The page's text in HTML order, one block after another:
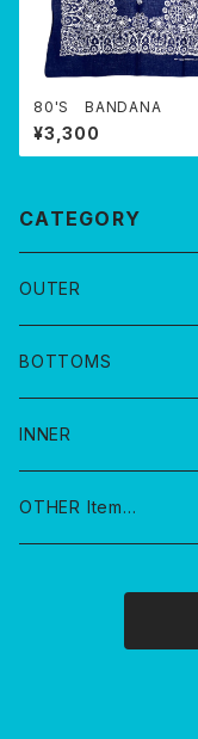
80'S BANDANA
¥3,300
CATEGORY
OUTER
BOTTOMS
INNER
OTHER Item…